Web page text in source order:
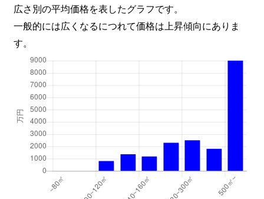
広さ別の平均価格を表したグラフです。
一般的には広くなるにつれて価格は上昇傾向にありま
す。